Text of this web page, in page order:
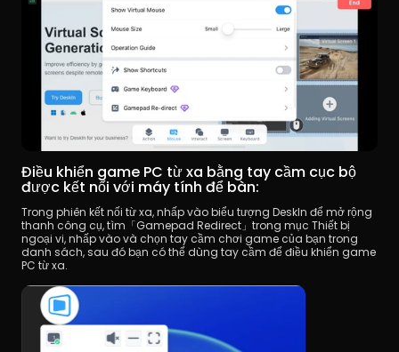
Điều khiển game PC từ xa bằng tay cầm cục bộ
được kết nối với máy tính để bàn:
Trong phiên kết nối từ xa, nhấp vào biểu tượng DeskIn để mở rộng
thanh công cụ, tìm「Gamepad Redirect」trong mục Thiết bị
ngoại vi, nhấp vào và chọn tay cầm chơi game của bạn trong
danh sách, sau đó bạn có thể dùng tay cầm để điều khiển game
PC từ xa.